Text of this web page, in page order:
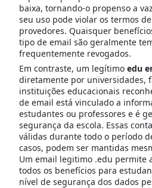
baixa, tornando-o propenso a
seu uso pode violar os termos
provedores. Quaisquer
tipo de email são geralmente
frequentemente revogados.
Em contraste, um legítimo edu
diretamente por universidades,
instituições educacionais
de email está vinculado a
estudantes ou professores e é
segurança da escola. Essas
válidas durante todo o período
casos, podem ser mantidas
Um email legitimo .edu permite
todos os benefícios para
nível de segurança dos dados